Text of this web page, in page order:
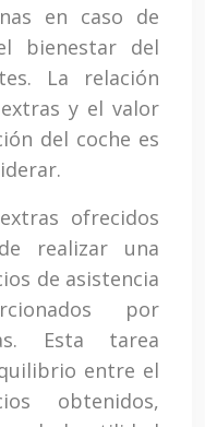
en caso de
bienestar del
La relación
y el valor
del coche es
ofrecidos
realizar una
de asistencia
por
Esta tarea
entre el
obtenidos,